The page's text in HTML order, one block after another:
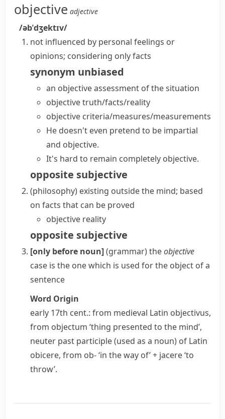
objective adjective
/əbˈdʒektɪv/
not influenced by personal feelings or
opinions; considering only facts
synonym unbiased
an objective assessment of the situation
objective truth/facts/reality
objective criteria/measures/measurements
He doesn't even pretend to be impartial
and objective.
It's hard to remain completely objective.
opposite subjective
(philosophy) existing outside the mind; based
on facts that can be proved
objective reality
opposite subjective
[only before noun](grammar)theobjective
case is the one which is used for the object of a
sentence
Word Origin
early 17th cent.: from medieval Latin objectivus,
from objectum ‘thing presented to the mind’,
neuter past participle (used as a noun) of Latin
obicere, from ob-‘in the way of’ + jacere‘to
throw’.